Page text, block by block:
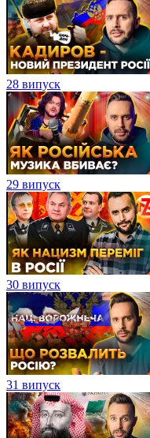
28 випуск
29 випуск
30 випуск
31 випуск